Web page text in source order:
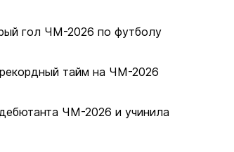
гол ЧМ-2026 по футболу
тайм на ЧМ-2026
ЧМ-2026 и учинила